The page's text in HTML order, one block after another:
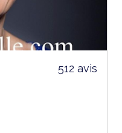
512 avis